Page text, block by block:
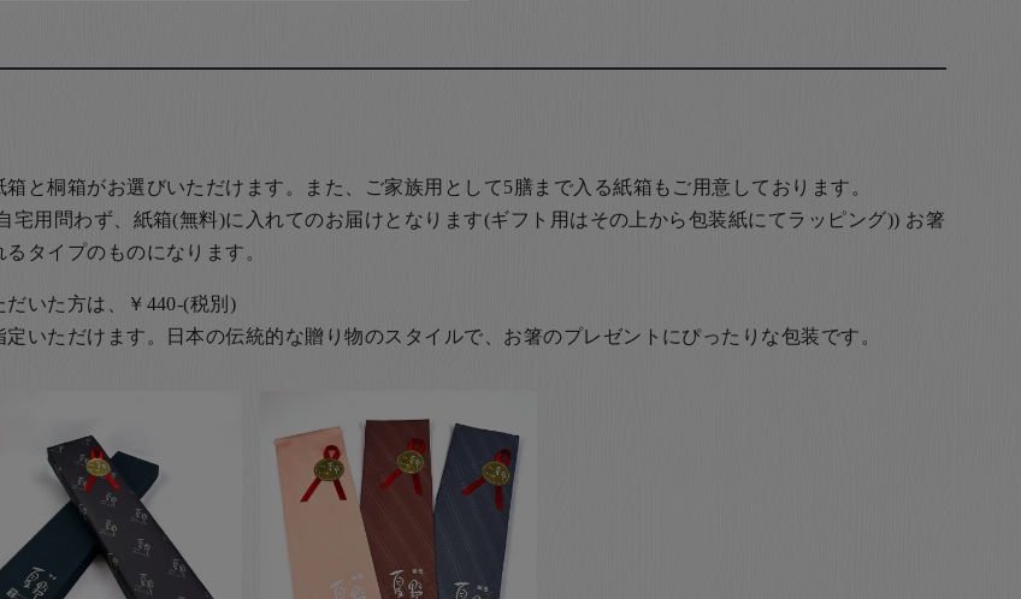
と桐箱がお選びいただけます。また、ご家族用として5膳まで入る紙箱もご用意しております。
宅用問わず、紙箱(無料)に入れてのお届けとなります(ギフト用はその上から包装紙にてラッピング)) お箸
タイプのものになります。
いた方は、￥440-(税別)
いただけます。日本の伝統的な贈り物のスタイルで、お箸のプレゼントにぴったりな包装です。